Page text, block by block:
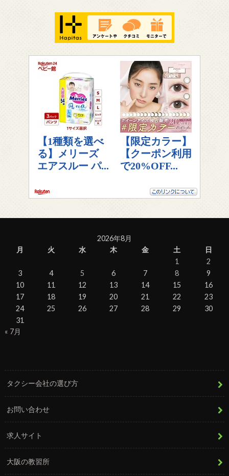
2026年8月
月
火 水 木 金 土
日
1
2
3
4 5 6 7 8
9
10
11 12 13 14 15
16
17
18 19 20 21 22
23
24
25 26 27 28 29
30
31
« 7月
タクシー会社の選び方
お問い合わせ
求人サイト
大阪の教習所